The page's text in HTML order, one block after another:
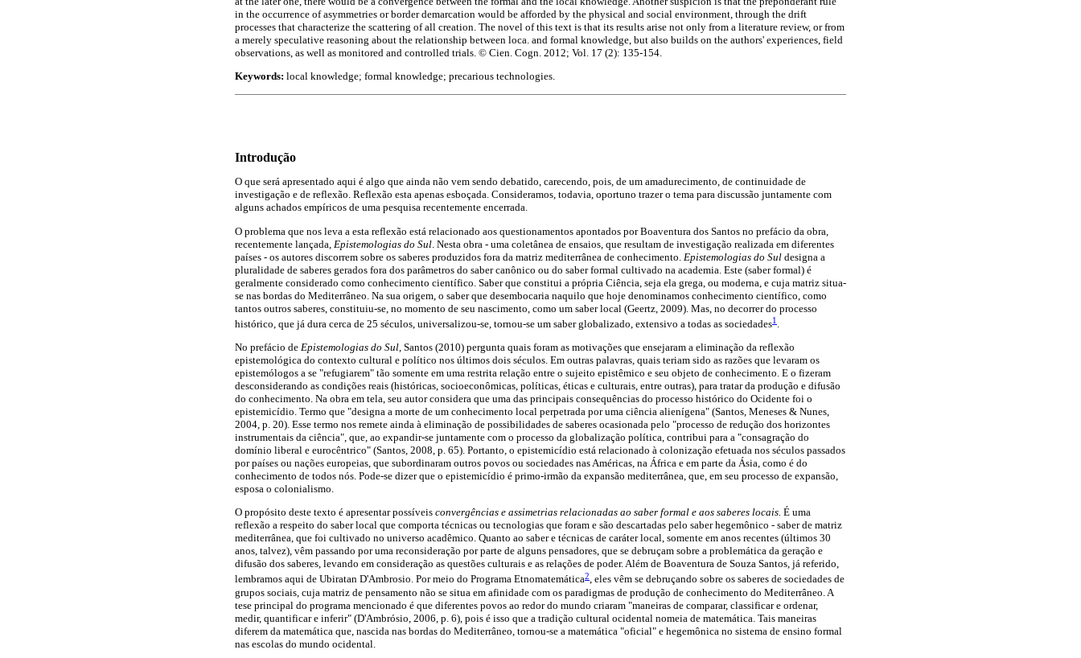
in the occurrence of asymmetries or border demarcation would be afforded by the physical and social environment, through the drift
processes that characterize the scattering of all creation. The novel of this text is that its results arise not only from a literature review, or from
a merely speculative reasoning about the relationship between loca. and formal knowledge, but also builds on the authors' experiences, field
observations, as well as monitored and controlled trials. © Cien. Cogn. 2012; Vol. 17 (2): 135-154.
Keywords: local knowledge; formal knowledge; precarious technologies.
Introdução
O que será apresentado aqui é algo que ainda não vem sendo debatido, carecendo, pois, de um amadurecimento, de continuidade de
investigação e de reflexão. Reflexão esta apenas esboçada. Consideramos, todavia, oportuno trazer o tema para discussão juntamente com
alguns achados empíricos de uma pesquisa recentemente encerrada.
O problema que nos leva a esta reflexão está relacionado aos questionamentos apontados por Boaventura dos Santos no prefácio da obra,
recentemente lançada, Epistemologias do Sul . Nesta obra - uma coletânea de ensaios, que resultam de investigação realizada em diferentes
países - os autores discorrem sobre os saberes produzidos fora da matriz mediterrânea de conhecimento. Epistemologias do Sul designa a
pluralidade de saberes gerados fora dos parâmetros do saber canônico ou do saber formal cultivado na academia. Este (saber formal) é
geralmente considerado como conhecimento científico. Saber que constitui a própria Ciência, seja ela grega, ou moderna, e cuja matriz situa-
se nas bordas do Mediterrâneo. Na sua origem, o saber que desembocaria naquilo que hoje denominamos conhecimento científico, como
tantos outros saberes, constituiu-se, no momento de seu nascimento, como um saber local (Geertz, 2009). Mas, no decorrer do processo
histórico, que já dura cerca de 25 séculos, universalizou-se, tornou-se um saber globalizado, extensivo a todas as sociedades1
No prefácio de Epistemologias do Sul, Santos (2010) pergunta quais foram as motivações que ensejaram a eliminação da reflexão
epistemológica do contexto cultural e político nos últimos dois séculos. Em outras palavras, quais teriam sido as razões que levaram os
epistemólogos a se "refugiarem" tão somente em uma restrita relação entre o sujeito epistêmico e seu objeto de conhecimento. E o fizeram
desconsiderando as condições reais (históricas, socioeconômicas, políticas, éticas e culturais, entre outras), para tratar da produção e difusão
do conhecimento. Na obra em tela, seu autor considera que uma das principais consequências do processo histórico do Ocidente foi o
epistemicídio. Termo que "designa a morte de um conhecimento local perpetrada por uma ciência alienígena" (Santos, Meneses & Nunes,
2004, p. 20). Esse termo nos remete ainda à eliminação de possibilidades de saberes ocasionada pelo "processo de redução dos horizontes
instrumentais da ciência", que, ao expandir-se juntamente com o processo da globalização política, contribui para a "consagração do
domínio liberal e eurocêntrico" (Santos, 2008, p. 65). Portanto, o epistemicídio está relacionado à colonização efetuada nos séculos passados
por países ou nações europeias, que subordinaram outros povos ou sociedades nas Américas, na África e em parte da Ásia, como é do
conhecimento de todos nós. Pode-se dizer que o epistemicídio é primo-irmão da expansão mediterrânea, que, em seu processo de expansão,
esposa o colonialismo.
O propósito deste texto é apresentar possíveis convergências e assimetrias relacionadas ao saber formal e aos saberes locais. É uma
reflexão a respeito do saber local que comporta técnicas ou tecnologias que foram e são descartadas pelo saber hegemônico - saber de matriz
mediterrânea, que foi cultivado no universo acadêmico. Quanto ao saber e técnicas de caráter local, somente em anos recentes (últimos 30
anos, talvez), vêm passando por uma reconsideração por parte de alguns pensadores, que se debruçam sobre a problemática da geração e
difusão dos saberes, levando em consideração as questões culturais e as relações de poder. Além de Boaventura de Souza Santos, já referido,
lembramos aqui de Ubiratan D'Ambrosio. Por meio do Programa Etnomatemática2, eles vêm se debruçando sobre os saberes de sociedades de
grupos sociais, cuja matriz de pensamento não se situa em afinidade com os paradigmas de produção de conhecimento do Mediterrâneo. A
tese principal do programa mencionado é que diferentes povos ao redor do mundo criaram "maneiras de comparar, classificar e ordenar,
medir, quantificar e inferir" (D'Ambrósio, 2006, p. 6), pois é isso que a tradição cultural ocidental nomeia de matemática. Tais maneiras
diferem da matemática que, nascida nas bordas do Mediterrâneo, tornou-se a matemática "oficial" e hegemônica no sistema de ensino formal
nas escolas do mundo ocidental.